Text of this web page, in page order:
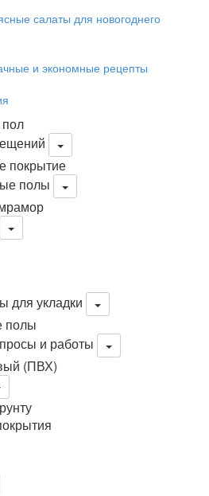
салаты для новогоднего
и экономные рецепты
покрытие
полы
для укладки
полы
и работы
(ПВХ)